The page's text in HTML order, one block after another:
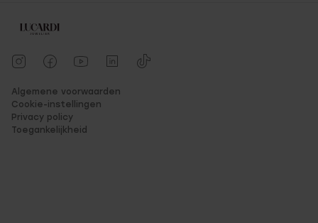
Algemene voorwaarden
Cookie-instellingen
Privacy policy
Toegankelijkheid